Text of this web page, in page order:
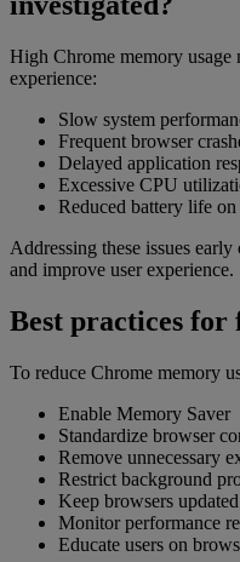
High Chrome memory usage
experience:
Slow system
Frequent browser
Delayed application
Excessive CPU
Reduced battery life
Addressing these issues
and improve user experience.
Best practices
To reduce Chrome memory
Enable Memory Saver
Standardize browser
Remove unnecessary
Restrict background
Keep browsers updated
Monitor performance
Educate users on